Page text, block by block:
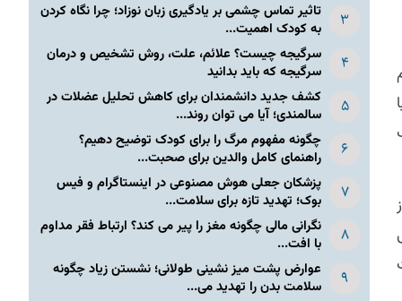
تاثیر تماس چشمی بر یادگیری زبان نوزاد؛ چرا نگاه کردن
به کودک اهمیت...
سرگیجه چیست؟ علائم، علت، روش تشخیص و درمان
سرگیجه که باید بدانید
کشف جدید دانشمندان برای کاهش تحلیل عضلات در
سالمندی؛ آیا می توان روند...
چگونه مفهوم مرگ را برای کودک توضیح دهیم؟
راهنمای کامل والدین برای صحبت...
پزشکان جعلی هوش مصنوعی در اینستاگرام و فیس
بوک؛ تهدید تازه برای سلامت...
نگرانی مالی چگونه مغز را پیر می کند؟ ارتباط فقر مداوم
با افت...
عوارض پشت میز نشینی طولانی؛ نشستن زیاد چگونه
سلامت بدن را تهدید می...